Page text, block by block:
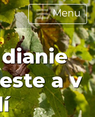
Menu
a v